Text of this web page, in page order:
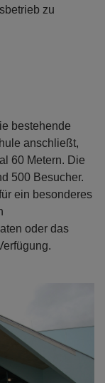
zu
bestehende
anschließt,
60 Metern. Die
500 Besucher.
ein besonderes
oder das